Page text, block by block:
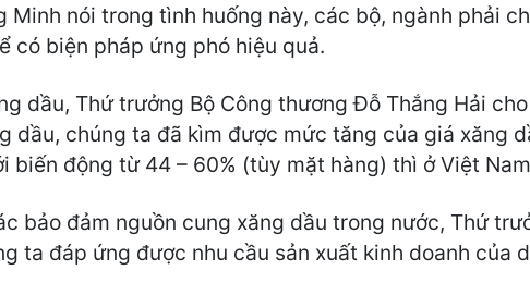
Minh nói trong tình huống này, các bộ, ngành phải
có biện pháp ứng phó hiệu quả.
dầu, Thứ trưởng Bộ Công thương Đỗ Thắng Hải
dầu, chúng ta đã kìm được mức tăng của giá xăng
biến động từ 44 – 60% (tùy mặt hàng) thì ở Việt
bảo đảm nguồn cung xăng dầu trong nước, Thứ
ta đáp ứng được nhu cầu sản xuất kinh doanh của